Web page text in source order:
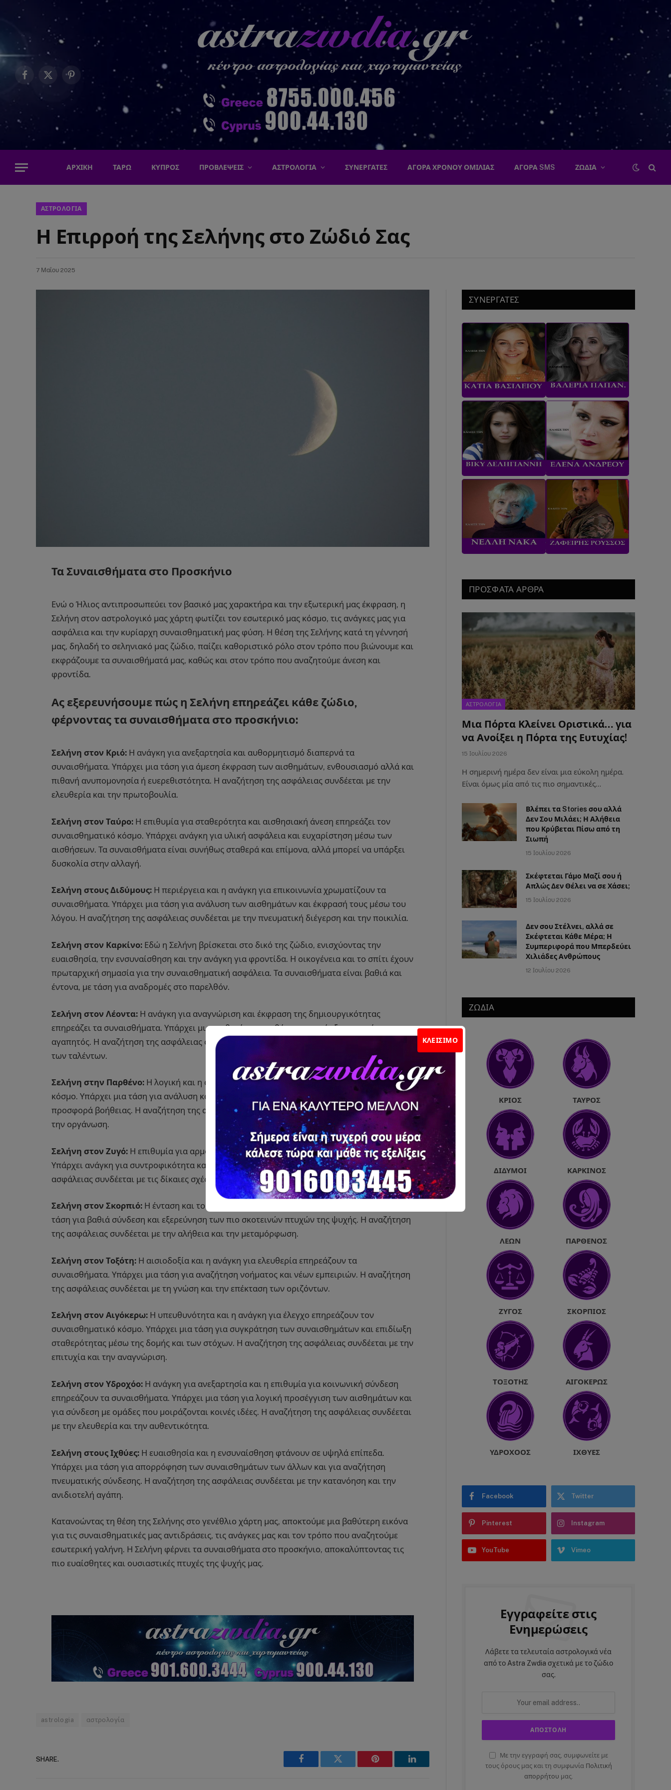
ΚΛΕΊΣΙΜΟ
Facebook
X
(Twitter)
Pinterest
ΑΡΧΙΚΗ ΤΑΡΩ ΚΥΠΡΟΣ ΠΡΟΒΛΕΨΕΙΣ ΑΣΤΡΟΛΟΓΙΑ ΣΥΝΕΡΓΑΤΕΣ ΑΓΟΡΑ ΧΡΟΝΟΥ ΟΜΙΛΙΑΣ ΑΓΟΡΑ SMS ΖΩΔΙΑ
ΑΣΤΡΟΛΟΓΙΑ
Η Επιρροή της Σελήνης στο Ζώδιό Σας
7 Μαΐου 2025
Τα Συναισθήματα στο Προσκήνιο
Ενώ ο Ήλιος αντιπροσωπεύει τον βασικό μας χαρακτήρα και την εξωτερική μας έκφραση, η
Σελήνη στον αστρολογικό μας χάρτη φωτίζει τον εσωτερικό μας κόσμο, τις ανάγκες μας για
ασφάλεια και την κυρίαρχη συναισθηματική μας φύση. Η θέση της Σελήνης κατά τη γέννησή
μας, δηλαδή το σεληνιακό μας ζώδιο, παίζει καθοριστικό ρόλο στον τρόπο που βιώνουμε και
εκφράζουμε τα συναισθήματά μας, καθώς και στον τρόπο που αναζητούμε άνεση και
φροντίδα.
Ας εξερευνήσουμε πώς η Σελήνη επηρεάζει κάθε ζώδιο,
φέρνοντας τα συναισθήματα στο προσκήνιο:
Σελήνη στον Κριό: Η ανάγκη για ανεξαρτησία και αυθορμητισμό διαπερνά τα
συναισθήματα. Υπάρχει μια τάση για άμεση έκφραση των αισθημάτων, ενθουσιασμό αλλά και
πιθανή ανυπομονησία ή ευερεθιστότητα. Η αναζήτηση της ασφάλειας συνδέεται με την
ελευθερία και την πρωτοβουλία.
Σελήνη στον Ταύρο: Η επιθυμία για σταθερότητα και αισθησιακή άνεση επηρεάζει τον
συναισθηματικό κόσμο. Υπάρχει ανάγκη για υλική ασφάλεια και ευχαρίστηση μέσω των
αισθήσεων. Τα συναισθήματα είναι συνήθως σταθερά και επίμονα, αλλά μπορεί να υπάρξει
δυσκολία στην αλλαγή.
Σελήνη στους Διδύμους: Η περιέργεια και η ανάγκη για επικοινωνία χρωματίζουν τα
συναισθήματα. Υπάρχει μια τάση για ανάλυση των αισθημάτων και έκφρασή τους μέσω του
λόγου. Η αναζήτηση της ασφάλειας συνδέεται με την πνευματική διέγερση και την ποικιλία.
Σελήνη στον Καρκίνο: Εδώ η Σελήνη βρίσκεται στο δικό της ζώδιο, ενισχύοντας την
ευαισθησία, την ενσυναίσθηση και την ανάγκη για φροντίδα. Η οικογένεια και το σπίτι έχουν
πρωταρχική σημασία για την συναισθηματική ασφάλεια. Τα συναισθήματα είναι βαθιά και
έντονα, με τάση για αναδρομές στο παρελθόν.
Σελήνη στον Λέοντα: Η ανάγκη για αναγνώριση και έκφραση της δημιουργικότητας
επηρεάζει τα συναισθήματα. Υπάρχει μια επιθυμία να αισθάνεται κανείς ξεχωριστός και
αγαπητός. Η αναζήτηση της ασφάλειας συνδέεται με την αυτοπεποίθηση και την ανάδειξη
των ταλέντων.
Σελήνη στην Παρθένο: Η λογική και η ανάγκη για τάξη επηρεάζουν τον συναισθηματικό
κόσμο. Υπάρχει μια τάση για ανάλυση και κριτική των συναισθημάτων, καθώς και για
προσφορά βοήθειας. Η αναζήτηση της ασφάλειας συνδέεται με την αποτελεσματικότητα και
την οργάνωση.
Σελήνη στον Ζυγό: Η επιθυμία για αρμονία και ισορροπία επηρεάζει τα συναισθήματα.
Υπάρχει ανάγκη για συντροφικότητα και αποφυγή των συγκρούσεων. Η αναζήτηση της
ασφάλειας συνδέεται με τις δίκαιες σχέσεις και την αισθητική.
Σελήνη στον Σκορπιό: Η ένταση και το πάθος χρωματίζουν τα συναισθήματα. Υπάρχει μια
τάση για βαθιά σύνδεση και εξερεύνηση των πιο σκοτεινών πτυχών της ψυχής. Η αναζήτηση
της ασφάλειας συνδέεται με την αλήθεια και την μεταμόρφωση.
Σελήνη στον Τοξότη: Η αισιοδοξία και η ανάγκη για ελευθερία επηρεάζουν τα
συναισθήματα. Υπάρχει μια τάση για αναζήτηση νοήματος και νέων εμπειριών. Η αναζήτηση
της ασφάλειας συνδέεται με τη γνώση και την επέκταση των οριζόντων.
Σελήνη στον Αιγόκερω: Η υπευθυνότητα και η ανάγκη για έλεγχο επηρεάζουν τον
συναισθηματικό κόσμο. Υπάρχει μια τάση για συγκράτηση των συναισθημάτων και επιδίωξη
σταθερότητας μέσω της δομής και των στόχων. Η αναζήτηση της ασφάλειας συνδέεται με την
επιτυχία και την αναγνώριση.
Σελήνη στον Υδροχόο: Η ανάγκη για ανεξαρτησία και η επιθυμία για κοινωνική σύνδεση
επηρεάζουν τα συναισθήματα. Υπάρχει μια τάση για λογική προσέγγιση των αισθημάτων και
για σύνδεση με ομάδες που μοιράζονται κοινές ιδέες. Η αναζήτηση της ασφάλειας συνδέεται
με την ελευθερία και την αυθεντικότητα.
Σελήνη στους Ιχθύες: Η ευαισθησία και η ενσυναίσθηση φτάνουν σε υψηλά επίπεδα.
Υπάρχει μια τάση για απορρόφηση των συναισθημάτων των άλλων και για αναζήτηση
πνευματικής σύνδεσης. Η αναζήτηση της ασφάλειας συνδέεται με την κατανόηση και την
ανιδιοτελή αγάπη.
Κατανοώντας τη θέση της Σελήνης στο γενέθλιο χάρτη μας, αποκτούμε μια βαθύτερη εικόνα
για τις συναισθηματικές μας αντιδράσεις, τις ανάγκες μας και τον τρόπο που αναζητούμε
εσωτερική γαλήνη. Η Σελήνη φέρνει τα συναισθήματα στο προσκήνιο, αποκαλύπτοντας τις
πιο ευαίσθητες και ουσιαστικές πτυχές της ψυχής μας.
astrologia αστρολογία
SHARE.
Facebook Twitter Pinterest LinkedIn
ΣΥΝΕΡΓΑΤΕΣ
ΠΡΟΣΦΑΤΑ ΑΡΘΡΑ
ΑΣΤΡΟΛΟΓΙΑ
Μια Πόρτα Κλείνει Οριστικά… για
να Ανοίξει η Πόρτα της Ευτυχίας!
15 Ιουλίου 2026
Η σημερινή ημέρα δεν είναι μια εύκολη ημέρα.
Είναι όμως μία από τις πιο σημαντικές…
Βλέπει τα Stories σου αλλά
Δεν Σου Μιλάει; Η Αλήθεια
που Κρύβεται Πίσω από τη
Σιωπή
15 Ιουλίου 2026
Σκέφτεται Γάμο Μαζί σου ή
Απλώς Δεν Θέλει να σε Χάσει;
15 Ιουλίου 2026
Δεν σου Στέλνει, αλλά σε
Σκέφτεται Κάθε Μέρα; Η
Συμπεριφορά που Μπερδεύει
Χιλιάδες Ανθρώπους
12 Ιουλίου 2026
ΖΩΔΙΑ
ΚΡΙΌΣ ΤΑΎΡΟΣ
ΔΊΔΥΜΟΙ ΚΑΡΚΊΝΟΣ
ΛΈΩΝ ΠΑΡΘΈΝΟΣ
ΖΥΓΌΣ ΣΚΟΡΠΙΌΣ
ΤΟΞΌΤΗΣ ΑΙΓΌΚΕΡΩΣ
ΥΔΡΟΧΌΟΣ ΙΧΘΎΕΣ
Facebook Twitter
Pinterest Instagram
YouTube Vimeo
Εγγραφείτε στις
Ενημερώσεις
Λάβετε τα τελευταία αστρολογικά νέα
από το Astra Zwdia σχετικά με το ζώδιο
σας.
Με την εγγραφή σας, συμφωνείτε με
τους όρους μας και τη συμφωνία Πολιτική
απορρήτου μας.